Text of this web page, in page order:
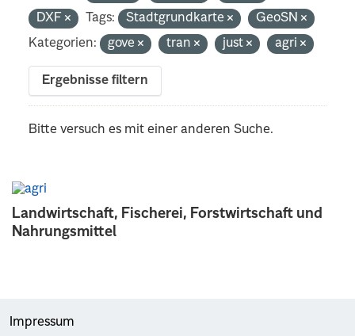
Landwirtschaft, Fischerei, Forstwirtschaft und
Nahrungsmittel
DXF
Tags: Stadtgrundkarte
GeoSN
Kategorien:
gove tran just agri
Ergebnisse filtern
Bitte versuch es mit einer anderen Suche.
Impressum